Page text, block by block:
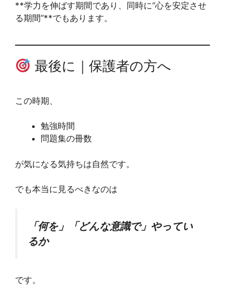
**学力を伸ばす期間であり、同時に“心を安定させ
る期間”**でもあります。
最後に｜保護者の方へ
この時期、
勉強時間
問題集の冊数
が気になる気持ちは自然です。
でも本当に見るべきなのは
「何を」「どんな意識で」やってい
るか
です。